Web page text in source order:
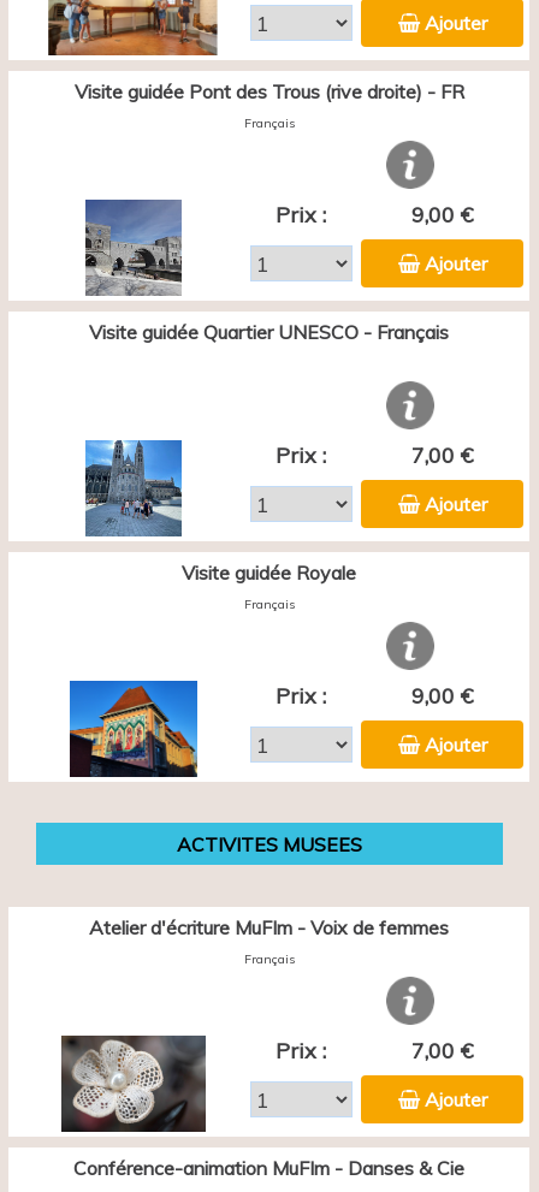
Ajouter
Visite guidée Pont des Trous (rive droite) - FR
Français
Prix : 9,00 €
Ajouter
Visite guidée Quartier UNESCO - Français
Prix : 7,00 €
Ajouter
Visite guidée Royale
Français
Prix : 9,00 €
Ajouter
ACTIVITES MUSEES
Atelier d'écriture MuFIm - Voix de femmes
Français
Prix : 7,00 €
Ajouter
Conférence-animation MuFIm - Danses & Cie